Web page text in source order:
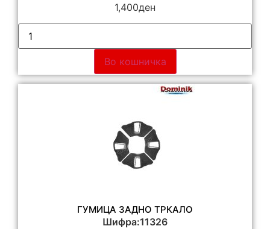
1,400ден
Во кошничка
ГУМИЦА ЗАДНО ТРКАЛО
Шифра:11326